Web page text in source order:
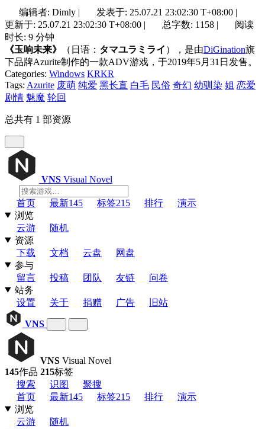
编辑者: Dimly | 发表于: 25.07.21 23:02:30 T+08:00 |
更新于: 25.07.21 23:02:30 T+08:00 | 总字数: 1158 |
阅读
时长: 9 分钟
《玉响未来》
（日语： タマユラミライ ），是由DiGination旗
下品牌Azurite制作的一款ADV游戏，于2019年5月31日发售。
Categories: Windows KRKR
Tags: Azurite 废萌 纯爱 黑长直 白毛 民俗 奇幻 幼驯染 姐 恋爱
剧情 魅魔 轮回
总共有 1 部资源
VNS Visual Novel
首页 最新145 标签215 排行
演示
浏览
云游
随机
资源
下载
文档 云盘
网盘
参与
留言
投稿 团队 友链
问卷
站务
设置
关于 捐赠 广告 旧站
VNS
VNS Visual Novel
145作品 215标签
搜索
识图
聚搜
首页
最新145 标签215 排行
演示
浏览
云游
随机